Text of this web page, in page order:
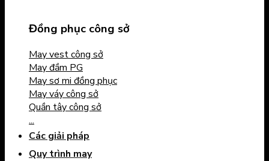
Đồng phục công sở
May vest công sở
May đầm PG
May sơ mi đồng phục
May váy công sở
Quần tây công sở
...
Các giải pháp
Quy trình may